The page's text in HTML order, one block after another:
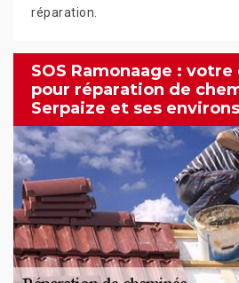
réparation.
SOS Ramonaage :
pour réparation de
Serpaize et ses environs